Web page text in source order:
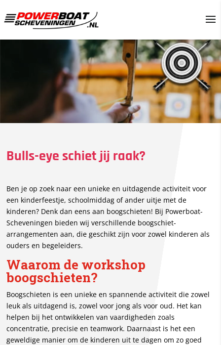
Bulls-eye schiet jij raak?
Ben je op zoek naar een unieke en uitdagende activiteit voor
een kinderfeestje, schoolmiddag of ander uitje met de
kinderen? Denk dan eens aan boogschieten! Bij Powerboat-
Scheveningen bieden wij verschillende boogschiet-
arrangementen aan, die geschikt zijn voor zowel kinderen als
ouders en begeleiders.
Waarom de workshop
boogschieten?
Boogschieten is een unieke en spannende activiteit die zowel
leuk als uitdagend is, zowel voor jong als voor oud. Het kan
helpen bij het ontwikkelen van vaardigheden zoals
concentratie, precisie en teamwork. Daarnaast is het een
geweldige manier om de kinderen uit te dagen om zo goed